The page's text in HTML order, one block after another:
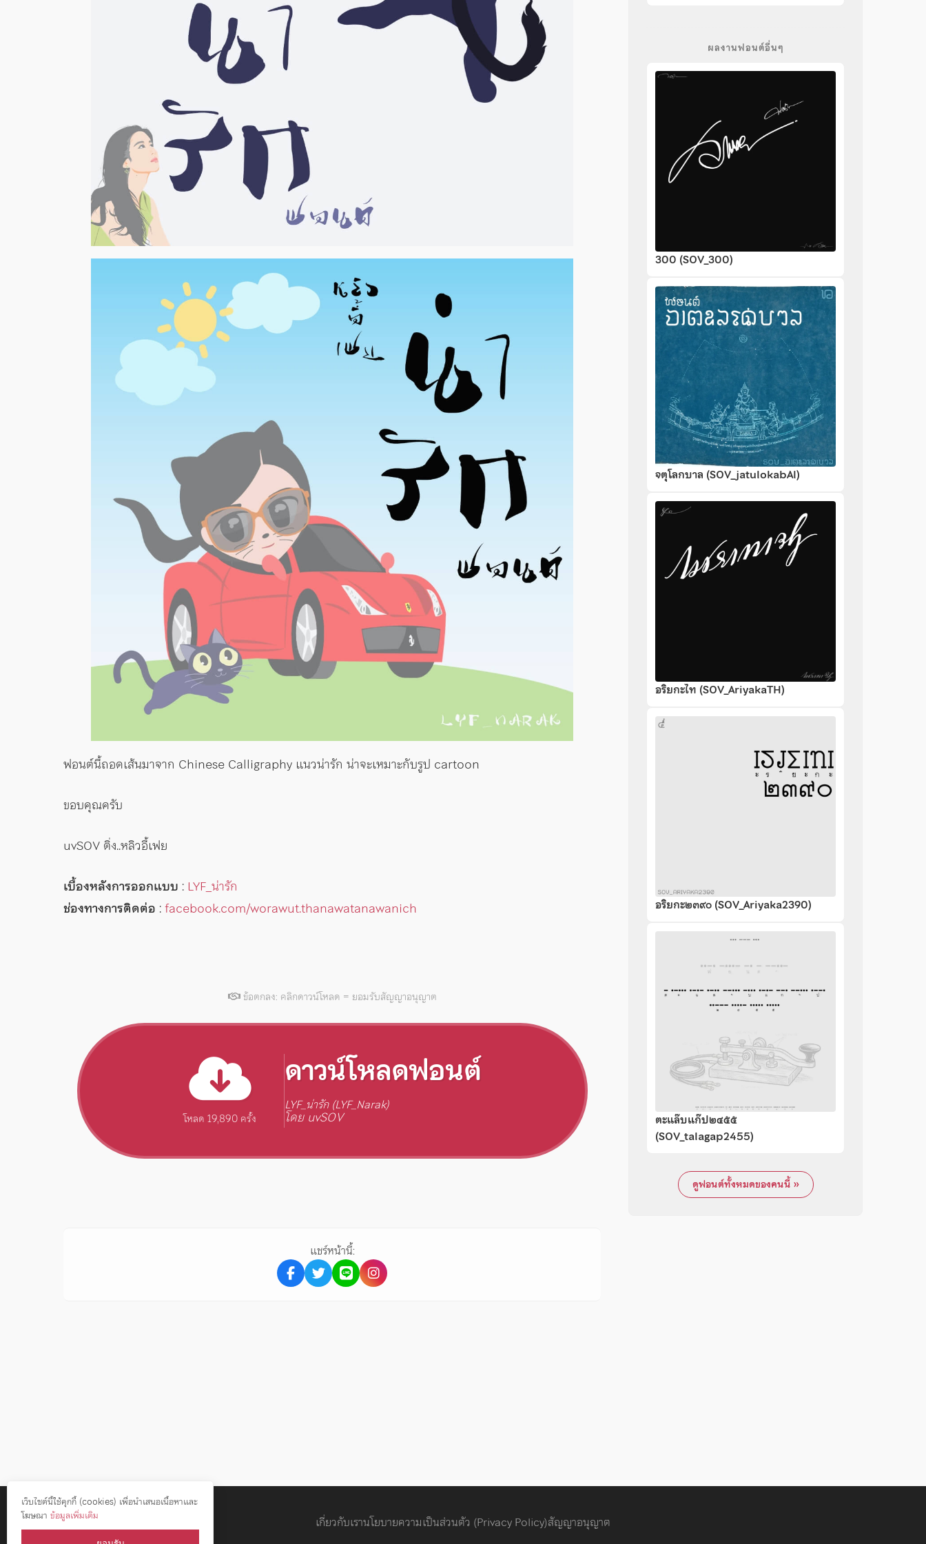
ฟอนต์นี้ถอดเส้นมาจาก Chinese Calligraphy แนวน่ารัก น่าจะเหมาะกับรูป cartoon
ขอบคุณครับ
uvSOV ติ่ง..หลิวอี้เฟย
เบื้องหลังการออกแบบ : LYF_น่ารัก
ช่องทางการติดต่อ :facebook.com/worawut.thanawatanawanich
ข้อตกลง: คลิกดาวน์โหลด = ยอมรับสัญญาอนุญาต
โหลด 19,890 ครั้ง
ดาวน์โหลดฟอนต์
LYF_น่ารัก (LYF_Narak)
โดย uvSOV
แชร์หน้านี้:
ผลงานฟอนต์อื่นๆ
300 (SOV_300)
จตุโลกบาล (SOV_jatulokabAl)
อริยกะไท (SOV_AriyakaTH)
อริยกะ๒๓๙๐ (SOV_Ariyaka2390)
ตะแล๊บแก๊ป๒๔๕๕
(SOV_talagap2455)
ดูฟอนต์ทั้งหมดของคนนี้ »
เกี่ยวกับเรานโยบายความเป็นส่วนตัว (Privacy Policy)สัญญาอนุญาต
เว็บไซต์นี้ใช้คุกกี้ (cookies) เพื่อนำเสนอเนื้อหาและ
โฆษณา ข้อมูลเพิ่มเติม